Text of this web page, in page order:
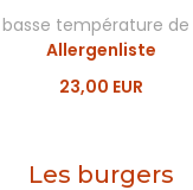
température de
Allergenliste
23,00 EUR
Les burgers